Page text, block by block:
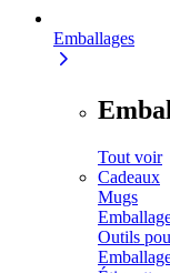
Emballages
Tout voir
Cadeaux
Mugs
Outils